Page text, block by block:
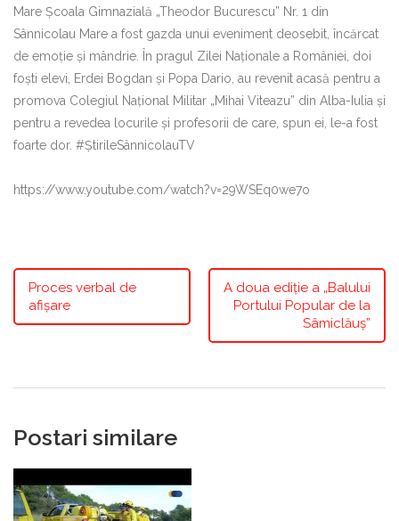
Mare Școala Gimnazială „Theodor Bucurescu” Nr. 1 din
Sânnicolau Mare a fost gazda unui eveniment deosebit, încărcat
de emoție și mândrie. În pragul Zilei Naționale a României, doi
foști elevi, Erdei Bogdan și Popa Dario, au revenit acasă pentru a
promova Colegiul Național Militar „Mihai Viteazu” din Alba-Iulia și
pentru a revedea locurile și profesorii de care, spun ei, le-a fost
foarte dor. #ȘtirileSânnicolauTV
https://www.youtube.com/watch?v=29WSEq0we7o
Proces verbal de
afișare
A doua ediție a „Balului
Portului Popular de la
Sâmiclăuș”
Postari similare